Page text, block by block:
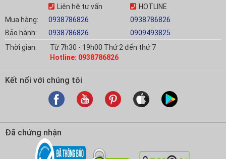
Mua hàng:
Bảo hành:
Liên hệ tư vấn
0938786826
0938786826
HOTLINE
0938786826
0909493825
Thời gian:
Từ 7h30 - 19h00 Thứ 2 đến thứ 7
Hotline: 0938786826
Kết nối với chúng tôi
Đã chứng nhận